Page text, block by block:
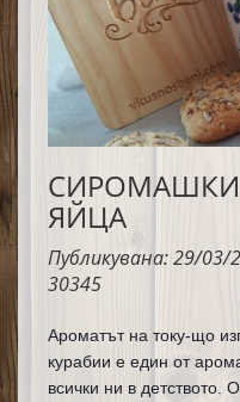
радост у дома. 🤍
СИРОМАШКИ
ЯЙЦА
Публикувана: 29/03/
30345
Ароматът на току-що
курабии е един от
всички ни в детството.